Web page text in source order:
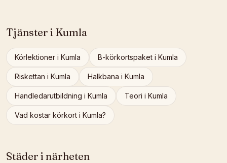
Tjänster i Kumla
Körlektioner i Kumla B-körkortspaket i Kumla
Riskettan i Kumla Halkbana i Kumla
Handledarutbildning i Kumla Teori i Kumla
Vad kostar körkort i Kumla?
Städer i närheten